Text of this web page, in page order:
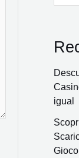
igual
Gioco